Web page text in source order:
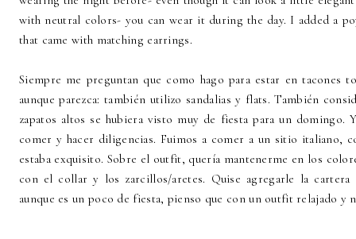
with neutral colors- you can wear it during the day. I added a
that came with matching earrings.
Siempre me preguntan que como hago para estar en tacones
aunque parezca: también utilizo sandalias y flats. También
zapatos altos se hubiera visto muy de fiesta para un domingo.
comer y hacer diligencias. Fuimos a comer a un sitio italiano,
estaba exquisito. Sobre el outfit, quería mantenerme en los
con el collar y los zarcillos/aretes. Quise agregarle la
aunque es un poco de fiesta, pienso que con un outfit relajado y